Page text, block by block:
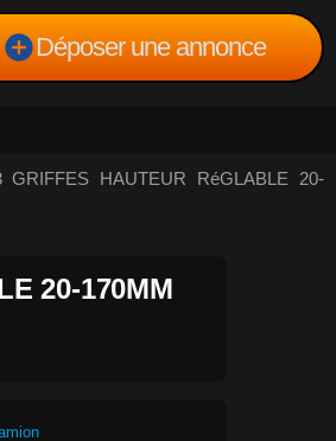
add_circleDéposer une annonce
GRIFFES HAUTEUR RéGLABLE 20-
20-170MM